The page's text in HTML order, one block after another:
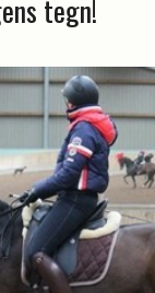
tegn!